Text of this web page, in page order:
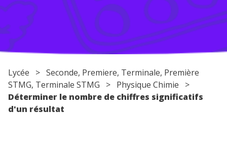
Conseils pour les parents
Lycée > Seconde, Premiere, Terminale, Première
STMG, Terminale STMG > Physique Chimie >
Déterminer le nombre de chiffres significatifs
d'un résultat